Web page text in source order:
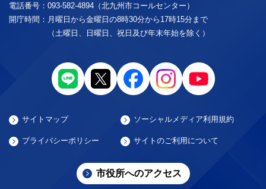
電話番号： 093-582-4894（北九州市コールセンター）
開庁時間： 月曜日から金曜日の8時30分から17時15分まで
（土曜日、日曜日、祝日及び年末年始を除く）
サイトマップ ソーシャルメディア利用規約
プライバシーポリシー サイトのご利用について
市役所へのアクセス